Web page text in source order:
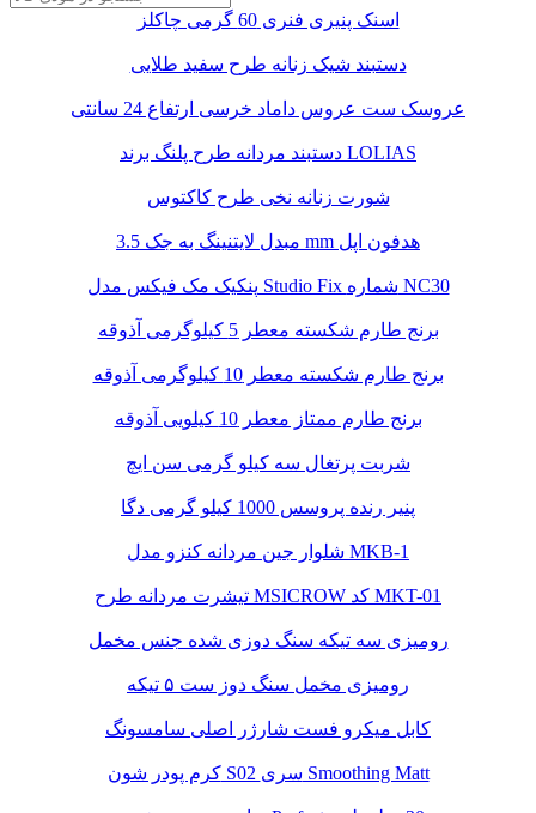
اسنک پنیری فنری 60 گرمی چاکلز
دستبند شیک زنانه طرح سفید طلایی
عروسک ست عروس داماد خرسی ارتفاع 24 سانتی
دستبند مردانه طرح پلنگ برند LOLIAS
شورت زنانه نخی طرح کاکتوس
مبدل لایتنینگ به جک 3.5 mm هدفون اپل
پنکیک مک فیکس مدل Studio Fix شماره NC30
برنج طارم شکسته معطر 5 کیلوگرمی آذوقه
برنج طارم شکسته معطر 10 کیلوگرمی آذوقه
برنج طارم ممتاز معطر 10 کیلویی آذوقه
شربت پرتغال سه کیلو گرمی سن ایچ
پنیر رنده پروسس 1000 کیلو گرمی دگا
شلوار جین مردانه کنزو مدل MKB-1
تیشرت مردانه طرح MSICROW کد MKT-01
رومیزی سه تیکه سنگ دوزی شده جنس مخمل
رومیزی مخمل سنگ دوز ست ۵ تیکه
کابل میکرو فست شارژر اصلی سامسونگ
کرم پودر شون S02 سری Smoothing Matt